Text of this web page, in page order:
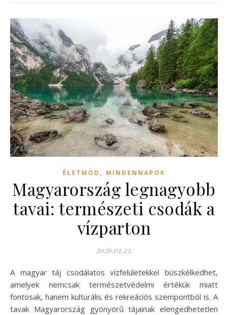
ÉLETMÓD , MINDENNAPOK
Magyarország legnagyobb
tavai: természeti csodák a
vízparton
2026.01.23.
A magyar táj csodálatos vízfelületekkel büszkélkedhet,
amelyek nemcsak természetvédelmi értékük miatt
fontosak, hanem kulturális és rekreációs szempontból is. A
tavak Magyarország gyönyörű tájainak elengedhetetlen